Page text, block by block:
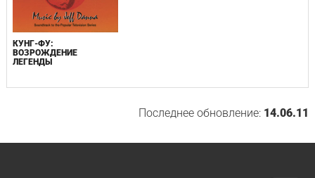
КУНГ-ФУ:
ВОЗРОЖДЕНИЕ
ЛЕГЕНДЫ
Последнее обновление: 14.06.11